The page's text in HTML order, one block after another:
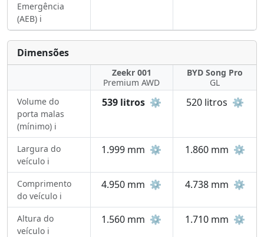
Emergência
(AEB) ℹ️
Dimensões
Zeekr 001
Premium AWD
BYD Song Pro
GL
Volume do
porta malas
(mínimo) ℹ️
539 litros ⚙️ 520 litros ⚙️
Largura do
veículo ℹ️
1.999 mm ⚙️ 1.860 mm ⚙️
Comprimento
do veículo ℹ️
4.950 mm ⚙️ 4.738 mm ⚙️
Altura do
veículo ℹ️
1.560 mm ⚙️ 1.710 mm ⚙️